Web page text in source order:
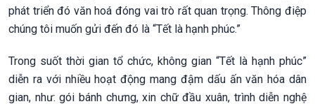
phát triển đó văn hoá đóng vai trò rất quan trọng. Thông điệp
chúng tôi muốn gửi đến đó là “Tết là hạnh phúc.”
Trong suốt thời gian tổ chức, không gian “Tết là hạnh phúc”
diễn ra với nhiều hoạt động mang đậm dấu ấn văn hóa dân
gian, như: gói bánh chưng, xin chữ đầu xuân, trình diễn nghệ